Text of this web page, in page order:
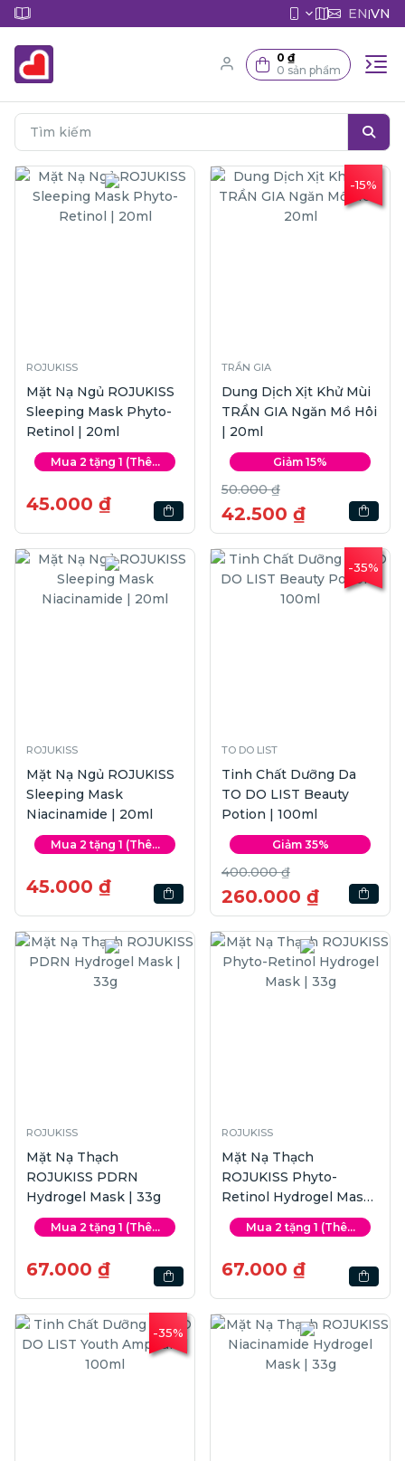
EN|VN
0 ₫
0 sản phẩm
ROJUKISS
Mặt Nạ Ngủ ROJUKISS
Sleeping Mask Phyto-
Retinol | 20ml
Mua 2 tặng 1 (Thê...
45.000 ₫
-15%
TRẦN GIA
Dung Dịch Xịt Khử Mùi
TRẦN GIA Ngăn Mồ Hôi
| 20ml
Giảm 15%
50.000 ₫
42.500 ₫
ROJUKISS
Mặt Nạ Ngủ ROJUKISS
Sleeping Mask
Niacinamide | 20ml
Mua 2 tặng 1 (Thê...
45.000 ₫
-35%
TO DO LIST
Tinh Chất Dưỡng Da
TO DO LIST Beauty
Potion | 100ml
Giảm 35%
400.000 ₫
260.000 ₫
ROJUKISS
Mặt Nạ Thạch
ROJUKISS PDRN
Hydrogel Mask | 33g
Mua 2 tặng 1 (Thê...
67.000 ₫
ROJUKISS
Mặt Nạ Thạch
ROJUKISS Phyto-
Retinol Hydrogel Mask
| 33g
Mua 2 tặng 1 (Thê...
67.000 ₫
-35%